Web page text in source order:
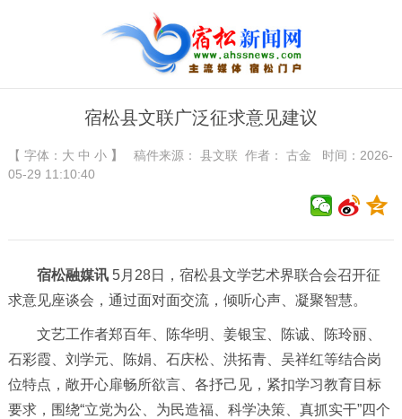
宿松县文联广泛征求意见建议
【 字体： 大 中 小】 稿件来源： 县文联 作者： 古金 时间：2026-
05-29 11:10:40
宿松融媒讯5月28日，宿松县文学艺术界联合会召开征
求意见座谈会，通过面对面交流，倾听心声、凝聚智慧。
文艺工作者郑百年、陈华明、姜银宝、陈诚、陈玲丽、
石彩霞、刘学元、陈娟、石庆松、洪拓青、吴祥红等结合岗
位特点，敞开心扉畅所欲言、各抒己见，紧扣学习教育目标
要求，围绕“立党为公、为民造福、科学决策、真抓实干”四个